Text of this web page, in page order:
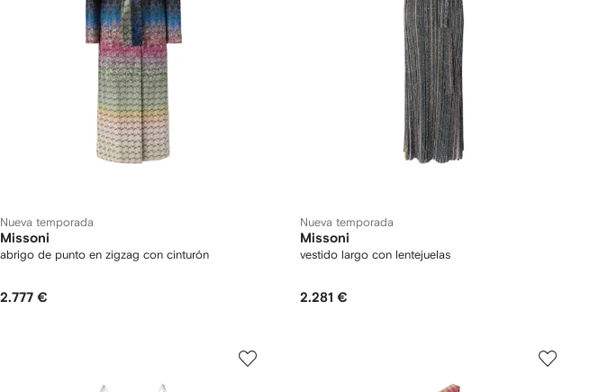
Nueva temporada
Missoni
abrigo de punto en zigzag con cinturón
2.777 €
Nueva temporada
Missoni
vestido largo con lentejuelas
2.281 €